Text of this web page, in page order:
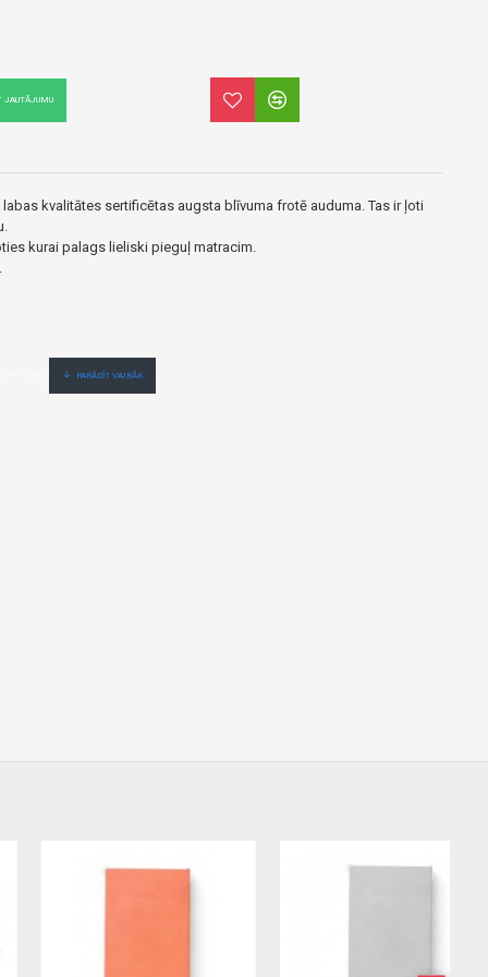
JAUTĀJUMU
kvalitātes sertificētas augsta blīvuma frotē auduma. Tas ir ļoti
kurai palags lieliski pieguļ matracim.
gaidīšanas.Cenas no vairumtirgotāja.